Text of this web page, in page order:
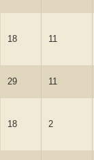
18 11
29 11
18 2